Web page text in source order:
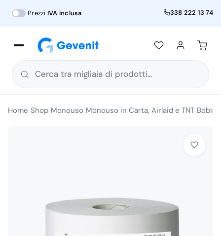
Prezzi IVA inclusa 338 222 13 74
Cerca tra migliaia di prodotti...
Home Shop Monouso Monouso in Carta, Airlaid e TNT